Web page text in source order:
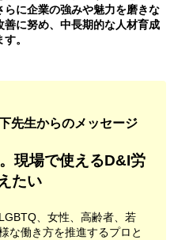
に企業の強みや魅力を磨きな
に努め、中長期的な人材育成
。
先生からのメッセージ
現場で使えるD&I労
たい
、女性、高齢者、若
な働き方を推進するプロと